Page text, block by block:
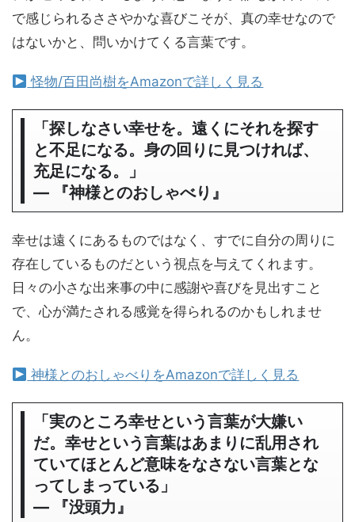
で感じられるささやかな喜びこそが、真の幸せなので
はないかと、問いかけてくる言葉です。
怪物/百田尚樹をAmazonで詳しく見る
「探しなさい幸せを。遠くにそれを探す
と不足になる。身の回りに見つければ、
充足になる。」
― 『神様とのおしゃべり』
幸せは遠くにあるものではなく、すでに自分の周りに
存在しているものだという視点を与えてくれます。
日々の小さな出来事の中に感謝や喜びを見出すこと
で、心が満たされる感覚を得られるのかもしれませ
ん。
神様とのおしゃべりをAmazonで詳しく見る
「実のところ幸せという言葉が大嫌い
だ。幸せという言葉はあまりに乱用され
ていてほとんど意味をなさない言葉とな
ってしまっている」
― 『没頭力』